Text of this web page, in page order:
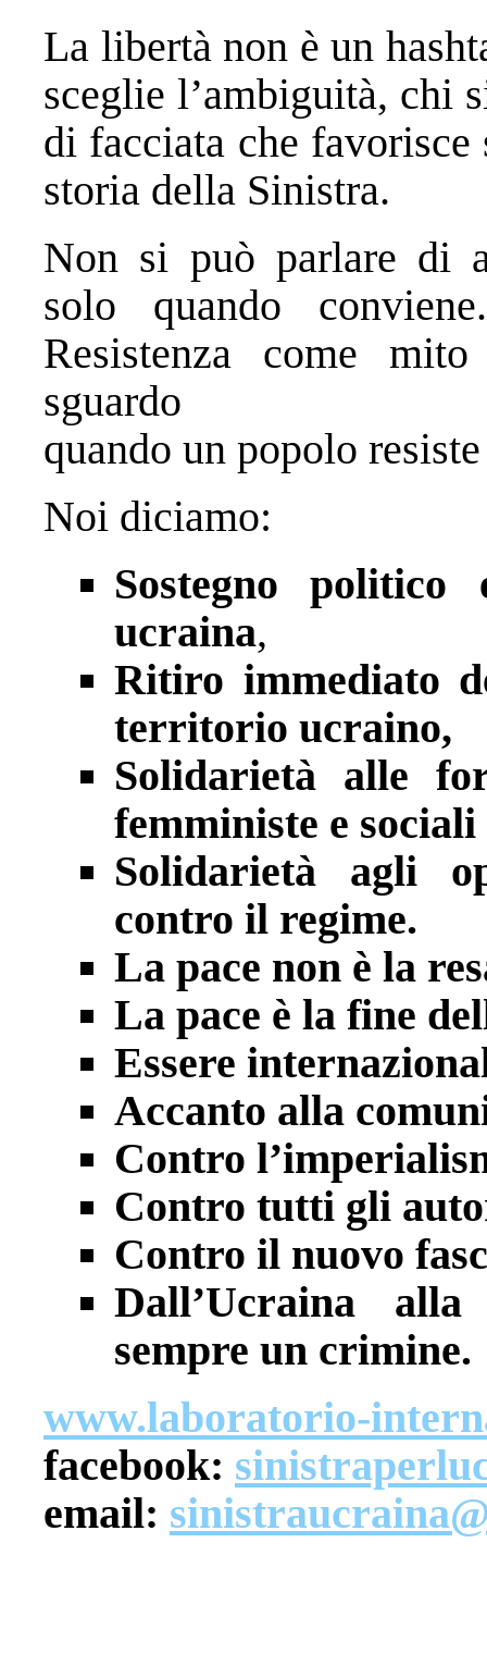
La libertà non è un
sceglie l’ambiguità, chi
di facciata che favorisce
storia della Sinistra.
Non si può parlare di
solo quando
Resistenza come
sguardo
quando un popolo
Noi diciamo:
Sostegno
ucraina,
Ritiro immediato
territorio ucraino,
Solidarietà alle
femministe e
Solidarietà agli
contro il regime.
La pace non è la
La pace è la fine
Essere
Accanto alla
Contro
Contro tutti gli
Contro il nuovo
Dall’Ucraina alla
sempre un crimine.
www.laboratorio-
facebook:
email: